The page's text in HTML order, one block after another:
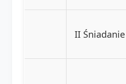
II Śniadanie